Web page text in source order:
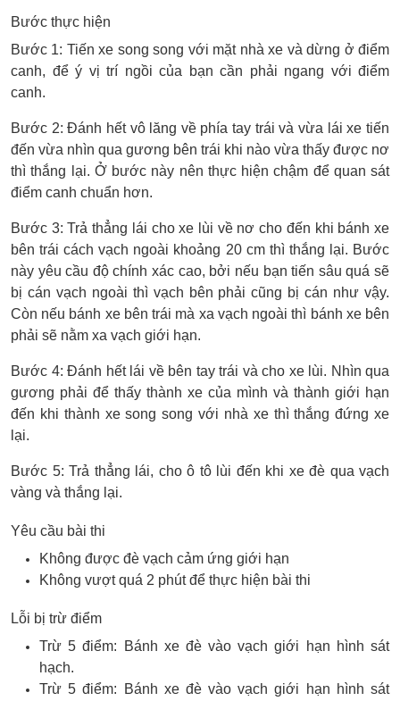
Bước thực hiện
Bước 1: Tiến xe song song với mặt nhà xe và dừng ở điểm
canh, để ý vị trí ngồi của bạn cần phải ngang với điểm
canh.
Bước 2: Đánh hết vô lăng về phía tay trái và vừa lái xe tiến
đến vừa nhìn qua gương bên trái khi nào vừa thấy được nơ
thì thắng lại. Ở bước này nên thực hiện chậm để quan sát
điểm canh chuẩn hơn.
Bước 3: Trả thẳng lái cho xe lùi về nơ cho đến khi bánh xe
bên trái cách vạch ngoài khoảng 20 cm thì thắng lại. Bước
này yêu cầu độ chính xác cao, bởi nếu bạn tiến sâu quá sẽ
bị cán vạch ngoài thì vạch bên phải cũng bị cán như vậy.
Còn nếu bánh xe bên trái mà xa vạch ngoài thì bánh xe bên
phải sẽ nằm xa vạch giới hạn.
Bước 4: Đánh hết lái về bên tay trái và cho xe lùi. Nhìn qua
gương phải để thấy thành xe của mình và thành giới hạn
đến khi thành xe song song với nhà xe thì thắng đứng xe
lại.
Bước 5: Trả thẳng lái, cho ô tô lùi đến khi xe đè qua vạch
vàng và thắng lại.
Yêu cầu bài thi
Không được đè vạch cảm ứng giới hạn
Không vượt quá 2 phút để thực hiện bài thi
Lỗi bị trừ điểm
Trừ 5 điểm: Bánh xe đè vào vạch giới hạn hình sát
hạch.
Trừ 5 điểm: Bánh xe đè vào vạch giới hạn hình sát